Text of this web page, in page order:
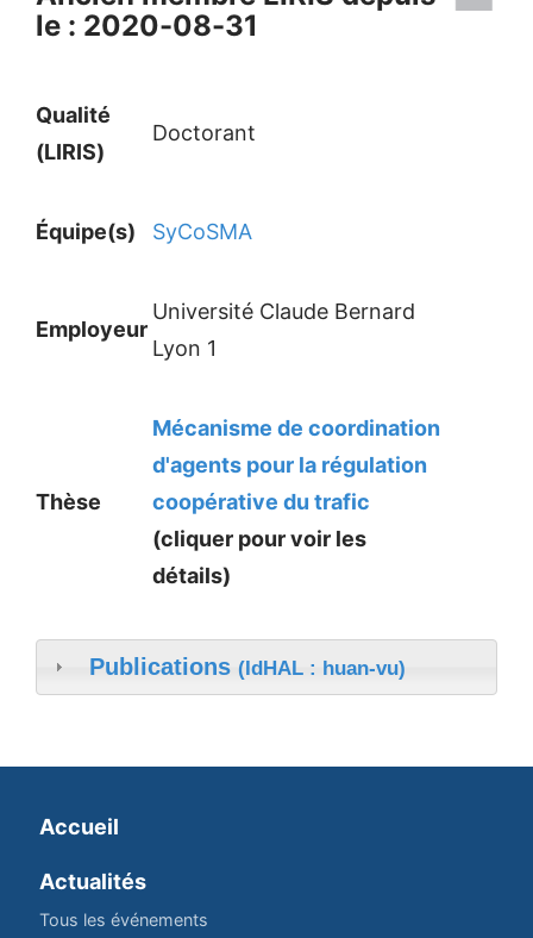
le : 2020-08-31
Qualité
(LIRIS)
Doctorant
Équipe(s) SyCoSMA
Employeur
Université Claude Bernard
Lyon 1
Thèse
Mécanisme de coordination
d'agents pour la régulation
coopérative du trafic
(cliquer pour voir les
détails)
Publications (IdHAL : huan-vu)
Accueil
Actualités
Tous les événements